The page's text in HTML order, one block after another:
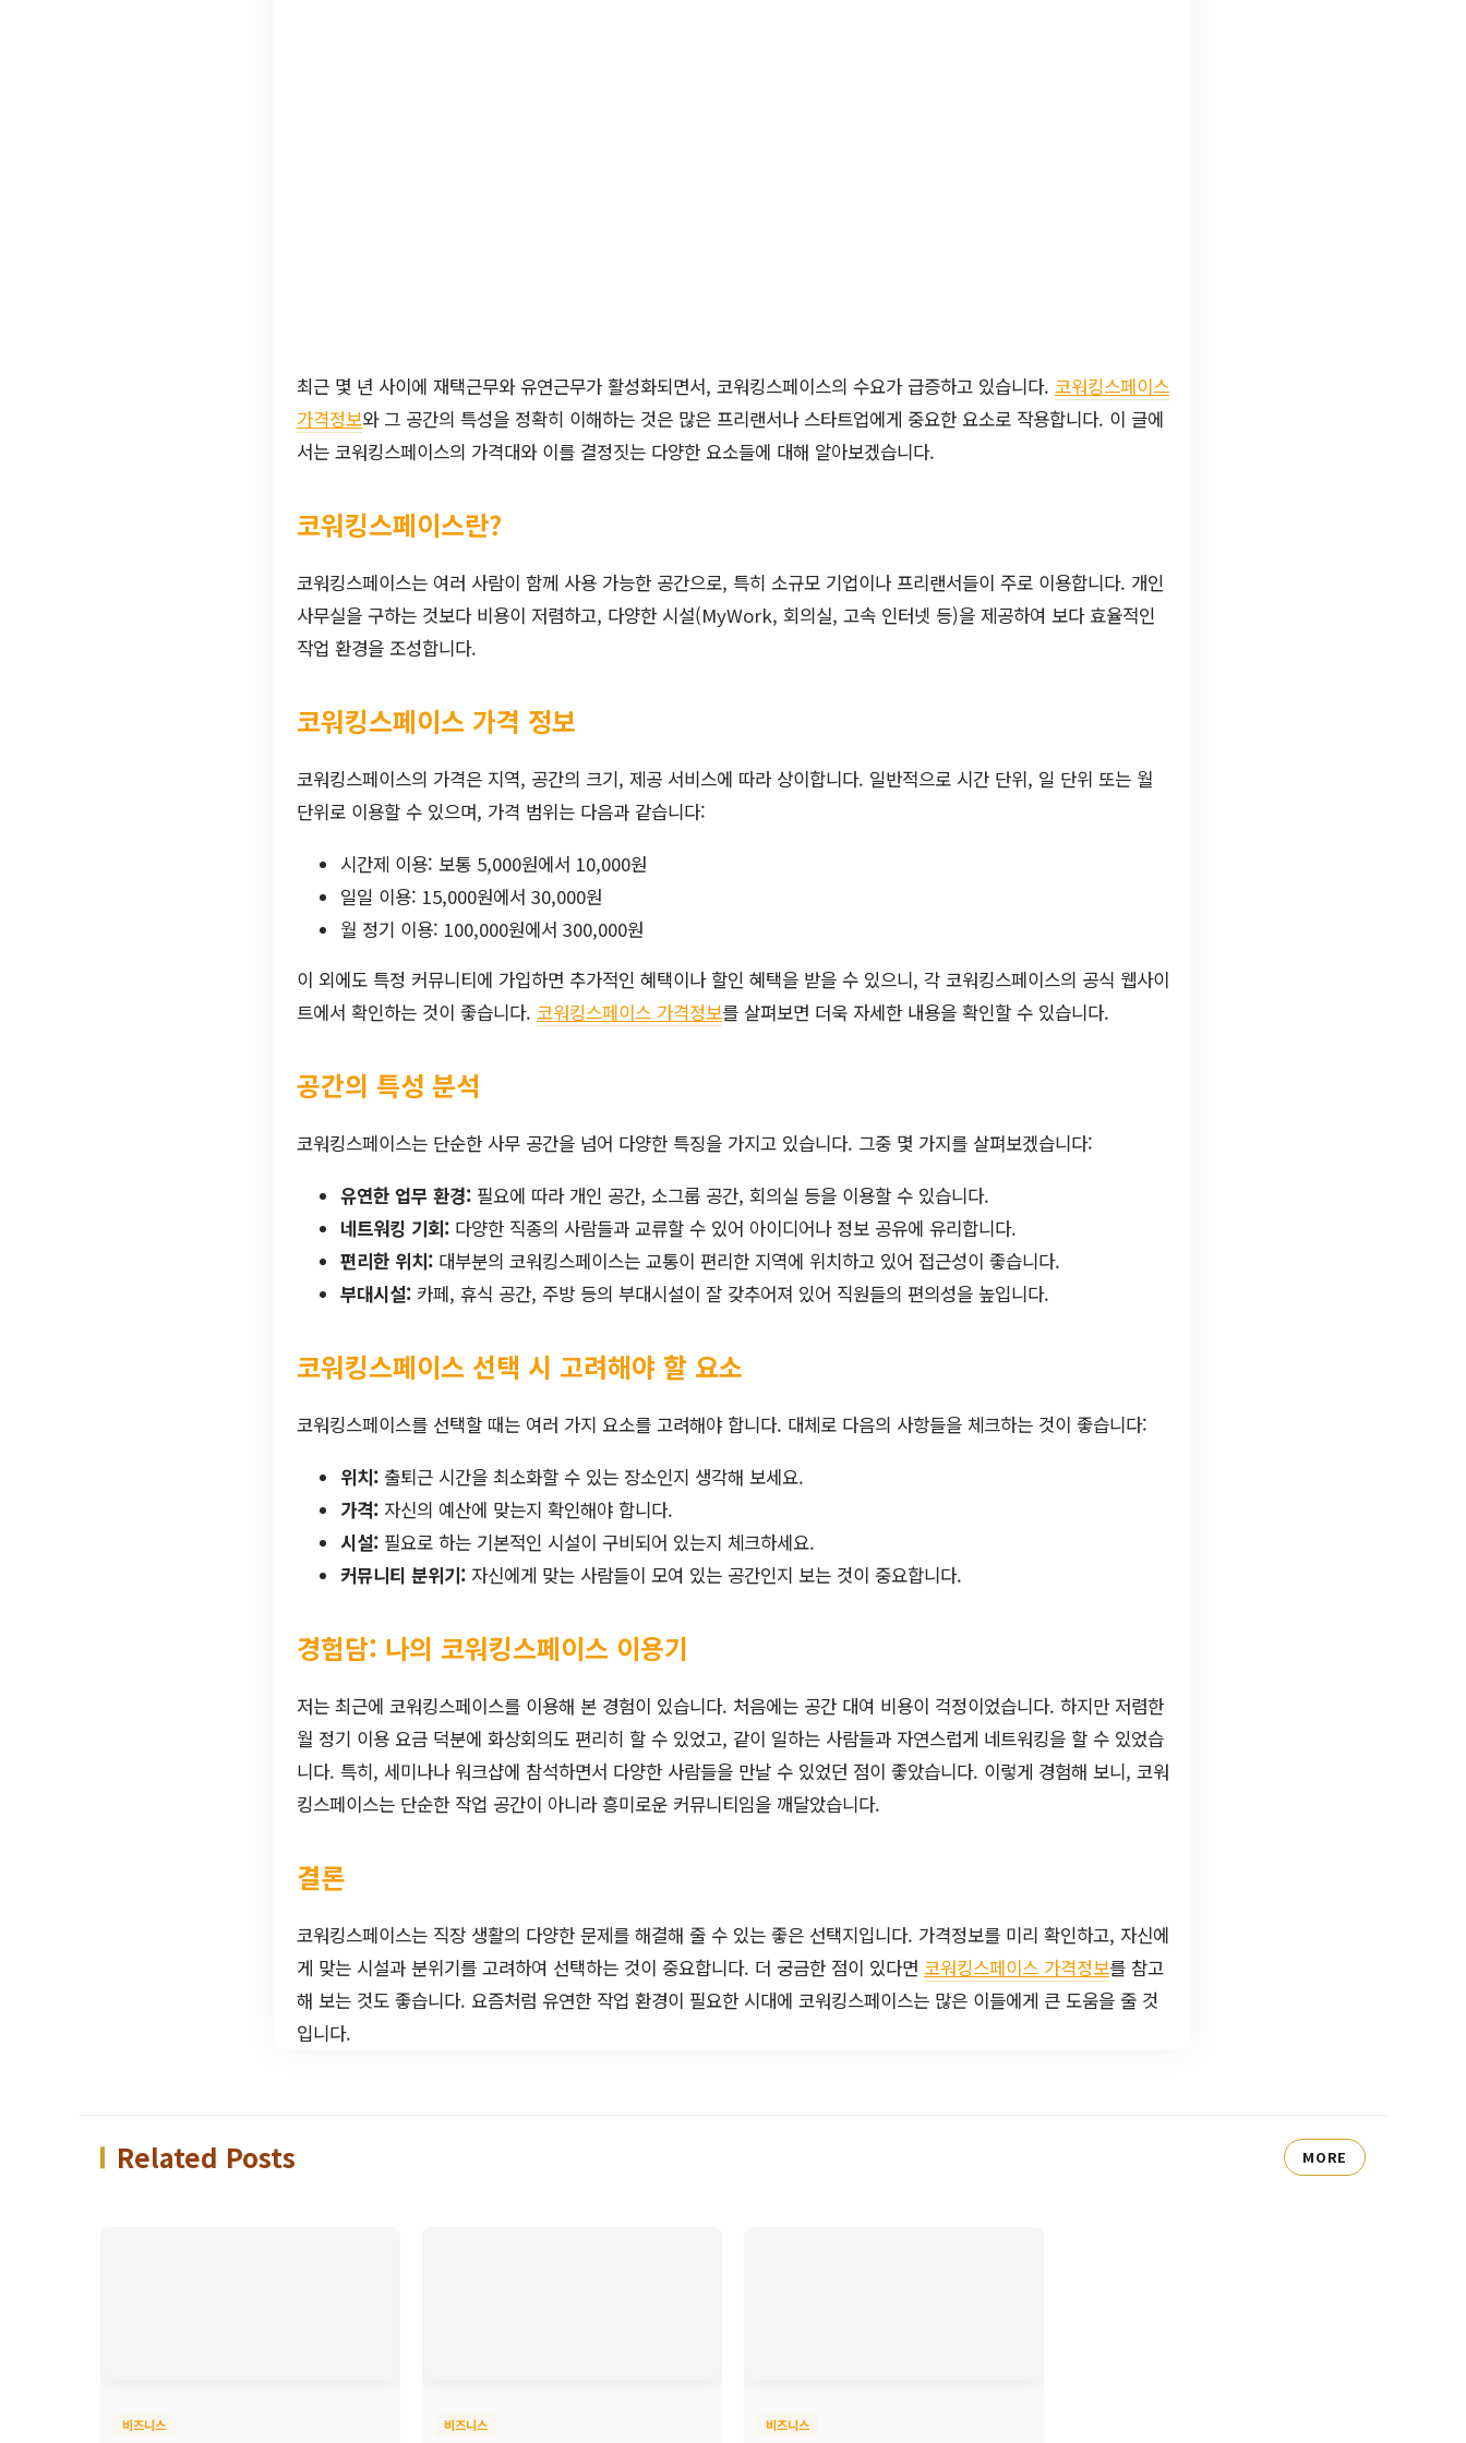
최근 몇 년 사이에 재택근무와 유연근무가 활성화되면서, 코워킹스페이스의 수요가 급증하고 있습니다. 코워킹스페이스
가격정보와 그 공간의 특성을 정확히 이해하는 것은 많은 프리랜서나 스타트업에게 중요한 요소로 작용합니다. 이 글에
서는 코워킹스페이스의 가격대와 이를 결정짓는 다양한 요소들에 대해 알아보겠습니다.
코워킹스페이스란?
코워킹스페이스는 여러 사람이 함께 사용 가능한 공간으로, 특히 소규모 기업이나 프리랜서들이 주로 이용합니다. 개인
사무실을 구하는 것보다 비용이 저렴하고, 다양한 시설(MyWork, 회의실, 고속 인터넷 등)을 제공하여 보다 효율적인
작업 환경을 조성합니다.
코워킹스페이스 가격 정보
코워킹스페이스의 가격은 지역, 공간의 크기, 제공 서비스에 따라 상이합니다. 일반적으로 시간 단위, 일 단위 또는 월
단위로 이용할 수 있으며, 가격 범위는 다음과 같습니다:
시간제 이용: 보통 5,000원에서 10,000원
일일 이용: 15,000원에서 30,000원
월 정기 이용: 100,000원에서 300,000원
이 외에도 특정 커뮤니티에 가입하면 추가적인 혜택이나 할인 혜택을 받을 수 있으니, 각 코워킹스페이스의 공식 웹사이
트에서 확인하는 것이 좋습니다. 코워킹스페이스 가격정보를 살펴보면 더욱 자세한 내용을 확인할 수 있습니다.
공간의 특성 분석
코워킹스페이스는 단순한 사무 공간을 넘어 다양한 특징을 가지고 있습니다. 그중 몇 가지를 살펴보겠습니다:
유연한 업무 환경: 필요에 따라 개인 공간, 소그룹 공간, 회의실 등을 이용할 수 있습니다.
네트워킹 기회: 다양한 직종의 사람들과 교류할 수 있어 아이디어나 정보 공유에 유리합니다.
편리한 위치: 대부분의 코워킹스페이스는 교통이 편리한 지역에 위치하고 있어 접근성이 좋습니다.
부대시설: 카페, 휴식 공간, 주방 등의 부대시설이 잘 갖추어져 있어 직원들의 편의성을 높입니다.
코워킹스페이스 선택 시 고려해야 할 요소
코워킹스페이스를 선택할 때는 여러 가지 요소를 고려해야 합니다. 대체로 다음의 사항들을 체크하는 것이 좋습니다:
위치: 출퇴근 시간을 최소화할 수 있는 장소인지 생각해 보세요.
가격: 자신의 예산에 맞는지 확인해야 합니다.
시설: 필요로 하는 기본적인 시설이 구비되어 있는지 체크하세요.
커뮤니티 분위기: 자신에게 맞는 사람들이 모여 있는 공간인지 보는 것이 중요합니다.
경험담: 나의 코워킹스페이스 이용기
저는 최근에 코워킹스페이스를 이용해 본 경험이 있습니다. 처음에는 공간 대여 비용이 걱정이었습니다. 하지만 저렴한
월 정기 이용 요금 덕분에 화상회의도 편리히 할 수 있었고, 같이 일하는 사람들과 자연스럽게 네트워킹을 할 수 있었습
니다. 특히, 세미나나 워크샵에 참석하면서 다양한 사람들을 만날 수 있었던 점이 좋았습니다. 이렇게 경험해 보니, 코워
킹스페이스는 단순한 작업 공간이 아니라 흥미로운 커뮤니티임을 깨달았습니다.
결론
코워킹스페이스는 직장 생활의 다양한 문제를 해결해 줄 수 있는 좋은 선택지입니다. 가격정보를 미리 확인하고, 자신에
게 맞는 시설과 분위기를 고려하여 선택하는 것이 중요합니다. 더 궁금한 점이 있다면 코워킹스페이스 가격정보를 참고
해 보는 것도 좋습니다. 요즘처럼 유연한 작업 환경이 필요한 시대에 코워킹스페이스는 많은 이들에게 큰 도움을 줄 것
입니다.
Related Posts MORE
비즈니스 비즈니스 비즈니스